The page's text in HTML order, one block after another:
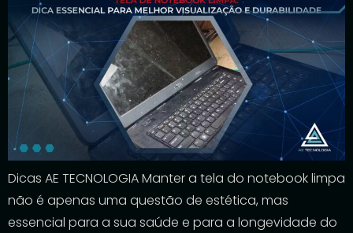
Dicas AE TECNOLOGIA Manter a tela do notebook limpa
não é apenas uma questão de estética, mas
essencial para a sua saúde e para a longevidade do